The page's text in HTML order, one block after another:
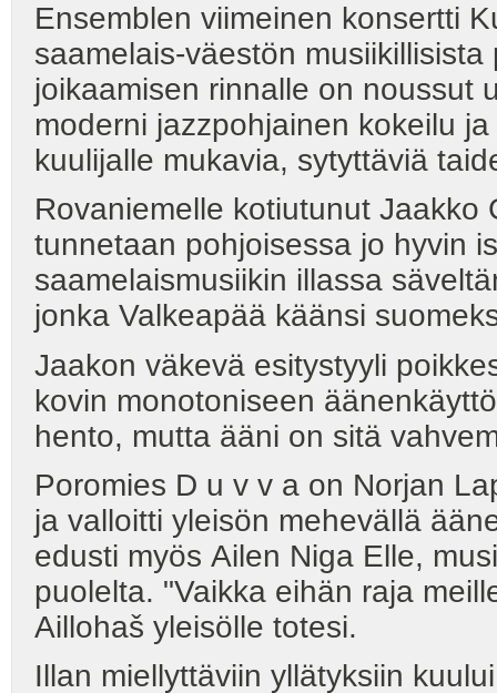
Ensemblen viimeinen konsertti
saamelais-väestön
joikaamisen rinnalle on noussut
moderni jazzpohjainen kokeilu
kuulijalle mukavia, sytyttäviä
Rovaniemelle kotiutunut
tunnetaan pohjoisessa jo hyvin
saamelaismusiikin illassa
jonka Valkeapää käänsi
Jaakon väkevä esitystyyli
kovin monotoniseen
hento, mutta ääni on sitä
Poromies D u v v a on Norjan
ja valloitti yleisön mehevällä
edusti myös Ailen Niga Elle,
puolelta. "Vaikka eihän raja
Aillohaš yleisölle totesi.
Illan miellyttäviin yllätyksiin